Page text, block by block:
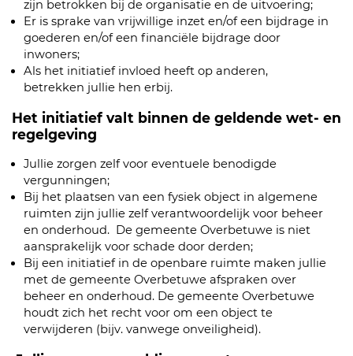
zijn betrokken bij de organisatie en de uitvoering;
Er is sprake van vrijwillige inzet en/of een bijdrage in
goederen en/of een financiële bijdrage door
inwoners;
Als het initiatief invloed heeft op anderen,
betrekken jullie hen erbij.
Het initiatief valt binnen de geldende wet- en
regelgeving
Jullie zorgen zelf voor eventuele benodigde
vergunningen;
Bij het plaatsen van een fysiek object in algemene
ruimten zijn jullie zelf verantwoordelijk voor beheer
en onderhoud. De gemeente Overbetuwe is niet
aansprakelijk voor schade door derden;
Bij een initiatief in de openbare ruimte maken jullie
met de gemeente Overbetuwe afspraken over
beheer en onderhoud. De gemeente Overbetuwe
houdt zich het recht voor om een object te
verwijderen (bijv. vanwege onveiligheid).